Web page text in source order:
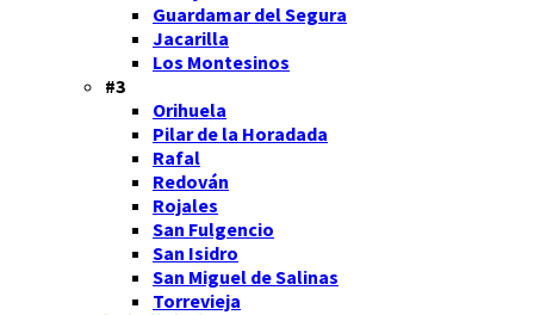
Guardamar del Segura
Jacarilla
Los Montesinos
#3
Orihuela
Pilar de la Horadada
Rafal
Redován
Rojales
San Fulgencio
San Isidro
San Miguel de Salinas
Torrevieja